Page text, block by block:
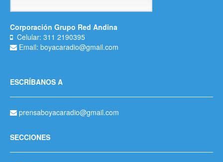
Corporación Grupo Red Andina
Celular: 311 2190395
Email: boyacaradio@gmail.com
ESCRÍBANOS A
prensaboyacaradio@gmail.com
SECCIONES